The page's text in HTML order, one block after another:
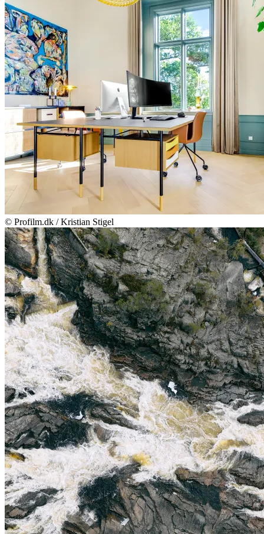
© Profilm.dk / Kristian Stigel